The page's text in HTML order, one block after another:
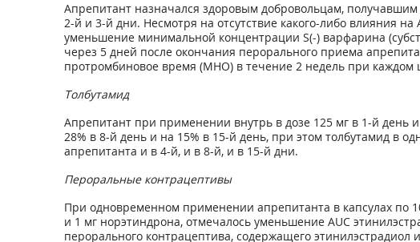
Апрепитант назначался здоровым добровольцам,
2-й и 3-й дни. Несмотря на отсутствие какого-либо влияния
уменьшение минимальной концентрации S(-) варфарина
через 5 дней после окончания перорального приема
протромбиновое время (MHO) в течение 2 недель при
Толбутамид
Апрепитант при применении внутрь в дозе 125 мг в 1-й день
28% в 8-й день и на 15% в 15-й день, при этом толбутамид в
апрепитанта и в 4-й, и в 8-й, и в 15-й дни.
Пероральные контрацептивы
При одновременном применении апрепитанта в капсулах по
и 1 мг норэтиндрона, отмечалось уменьшение AUC
перорального контрацептива, содержащего